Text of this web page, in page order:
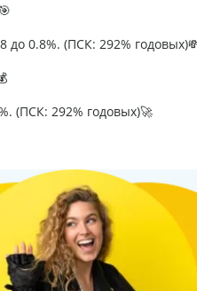
до 0.8%. (ПСК: 292%
(ПСК: 292% годовых)🚀